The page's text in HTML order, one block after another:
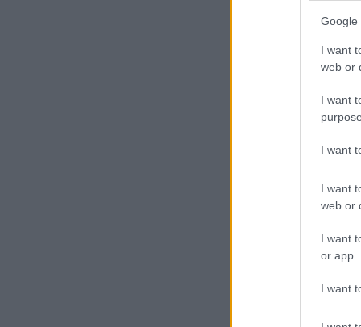
Google
I want
web or
I want
I want
I want
web or
I want
or app.
I want